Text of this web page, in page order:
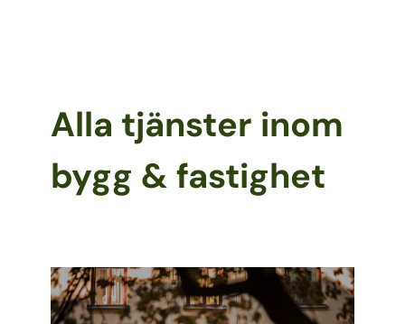
Alla tjänster inom
bygg & fastighet